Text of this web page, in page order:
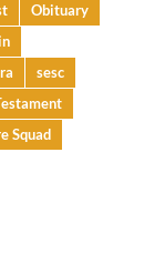
Obituary
sesc
Squad